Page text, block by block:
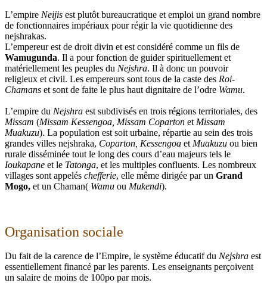
L’empire Neijis est plutôt bureaucratique et emploi un grand nombre
de fonctionnaires impériaux pour régir la vie quotidienne des
nejshrakas.
L’empereur est de droit divin et est considéré comme un fils de
Wamugunda. Il a pour fonction de guider spirituellement et
matériellement les peuples du Nejshra. Il à donc un pouvoir
religieux et civil. Les empereurs sont tous de la caste des Roi-
Chamans et sont de faite le plus haut dignitaire de l’odre Wamu.
L’empire du Nejshra est subdivisés en trois régions territoriales, des
Missam (Missam Kessengoa, Missam Coparton et Missam
Muakuzu). La population est soit urbaine, répartie au sein des trois
grandes villes nejshraka, Coparton, Kessengoa et Muakuzu ou bien
rurale disséminée tout le long des cours d’eau majeurs tels le
Ioukapane et le Tatonga, et les multiples confluents. Les nombreux
villages sont appelés chefferie, elle même dirigée par un Grand
Mogo, et un Chaman( Wamu ou Mukendi).
Organisation sociale
Du fait de la carence de l’Empire, le système éducatif du Nejshra est
essentiellement financé par les parents. Les enseignants perçoivent
un salaire de moins de 100po par mois.